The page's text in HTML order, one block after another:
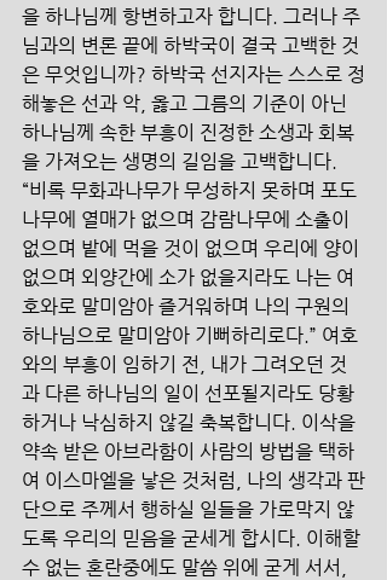
을 하나님께 항변하고자 합니다. 그러나 주
님과의 변론 끝에 하박국이 결국 고백한 것
은 무엇입니까? 하박국 선지자는 스스로 정
해놓은 선과 악, 옳고 그름의 기준이 아닌
하나님께 속한 부흥이 진정한 소생과 회복
을 가져오는 생명의 길임을 고백합니다.
“비록 무화과나무가 무성하지 못하며 포도
나무에 열매가 없으며 감람나무에 소출이
없으며 밭에 먹을 것이 없으며 우리에 양이
없으며 외양간에 소가 없을지라도 나는 여
호와로 말미암아 즐거워하며 나의 구원의
하나님으로 말미암아 기뻐하리로다.” 여호
와의 부흥이 임하기 전, 내가 그려오던 것
과 다른 하나님의 일이 선포될지라도 당황
하거나 낙심하지 않길 축복합니다. 이삭을
약속 받은 아브라함이 사람의 방법을 택하
여 이스마엘을 낳은 것처럼, 나의 생각과 판
단으로 주께서 행하실 일들을 가로막지 않
도록 우리의 믿음을 굳세게 합시다. 이해할
수 없는 혼란중에도 말씀 위에 굳게 서서,